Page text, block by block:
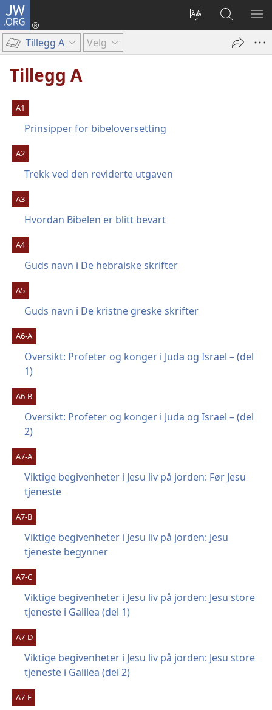
JW.ORG
Endre
Logg
inn
Søk
på
JW.ORG
VIS
Tillegg A Velg
Tillegg A
A1
Prinsipper for bibeloversetting
A2
Trekk ved den reviderte utgaven
A3
Hvordan Bibelen er blitt bevart
A4
Guds navn i De hebraiske skrifter
A5
Guds navn i De kristne greske skrifter
A6-A
Oversikt: Profeter og konger i Juda og Israel – (del
1)
A6-B
Oversikt: Profeter og konger i Juda og Israel – (del
2)
A7-A
Viktige begivenheter i Jesu liv på jorden: Før Jesu
tjeneste
A7-B
Viktige begivenheter i Jesu liv på jorden: Jesu
tjeneste begynner
A7-C
Viktige begivenheter i Jesu liv på jorden: Jesu store
tjeneste i Galilea (del 1)
A7-D
Viktige begivenheter i Jesu liv på jorden: Jesu store
tjeneste i Galilea (del 2)
A7-E